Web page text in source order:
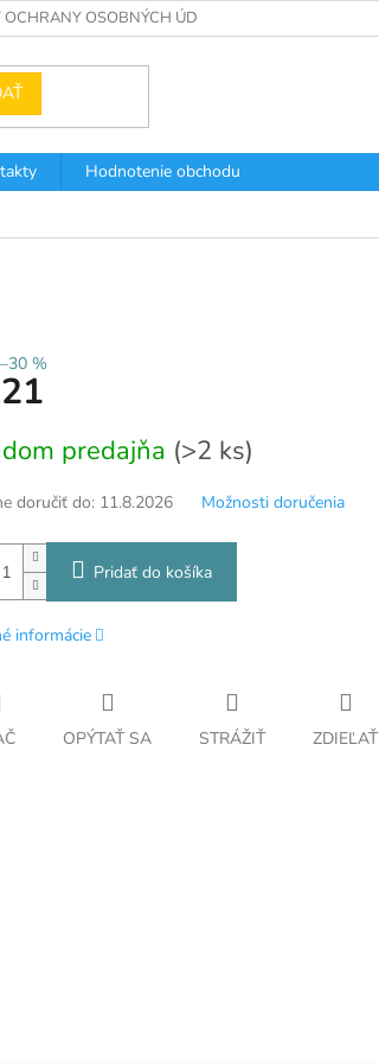
OSOBNÝCH ÚDAJOV
Hodnotenie obchodu
–30 %
predajňa (>2 ks)
doručiť do: 11.8.2026 Možnosti doručenia
Pridať do košíka
informácie
OPÝTAŤ SA STRÁŽIŤ ZDIEĽAŤ